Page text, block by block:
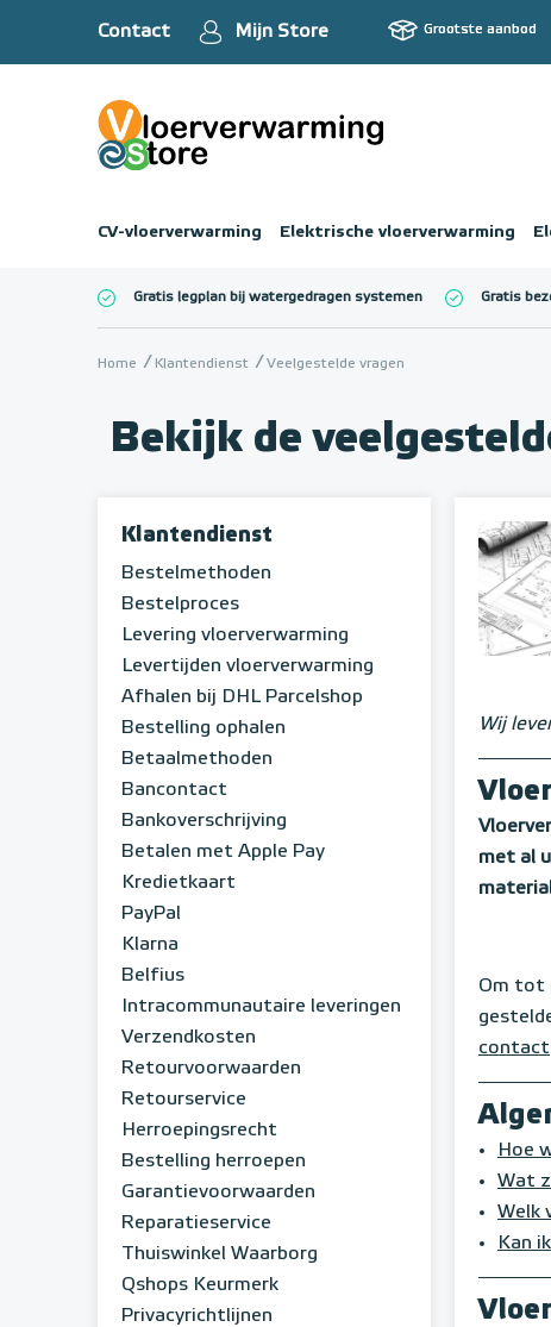
Contact Mijn Store Grootste aanbod
CV-vloerverwarming Elektrische vloerverwarming
Gratis legplan bij watergedragen systemen Gratis
Home Klantendienst Veelgestelde vragen
Bekijk de
Klantendienst
Bestelmethoden
Bestelproces
Levering vloerverwarming
Levertijden vloerverwarming
Afhalen bij DHL Parcelshop
Bestelling ophalen
Betaalmethoden
Bancontact
Bankoverschrijving
Betalen met Apple Pay
Kredietkaart
PayPal
Klarna
Belfius
Intracommunautaire leveringen
Verzendkosten
Retourvoorwaarden
Retourservice
Herroepingsrecht
Bestelling herroepen
Garantievoorwaarden
Reparatieservice
Thuiswinkel Waarborg
Qshops Keurmerk
Privacyrichtlijnen
Wij
met al
Om tot
contact
Hoe
Wat
Welk
Kan